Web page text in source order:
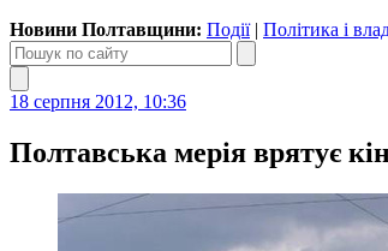
Новини Полтавщини: Події| Політика і
18 серпня 2012, 10:36
Полтавська мерія врятує